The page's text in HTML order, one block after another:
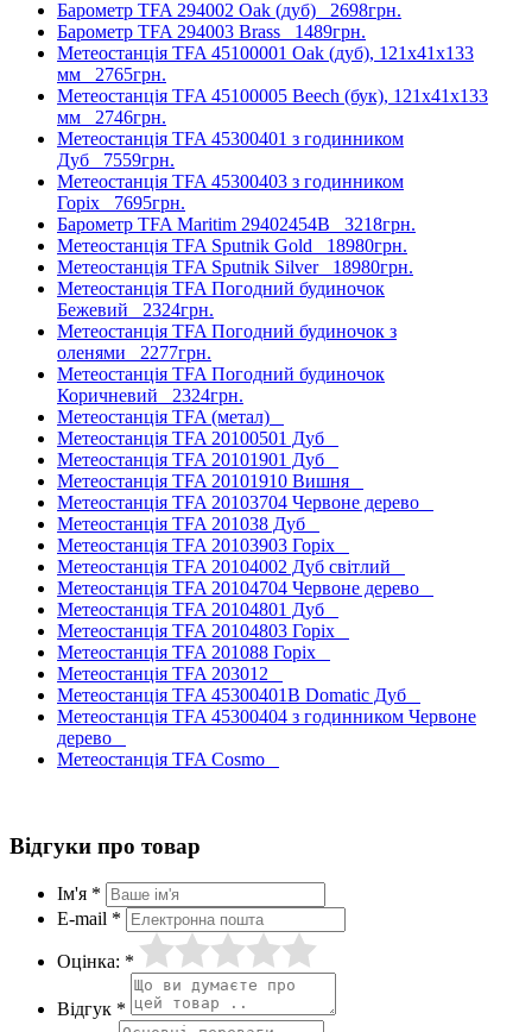
Барометр TFA 294002 Oak (дуб) 2698грн.
Барометр TFA 294003 Brass 1489грн.
Метеостанція TFA 45100001 Oak (дуб), 121х41х133
мм 2765грн.
Метеостанція TFA 45100005 Beech (бук), 121х41х133
мм 2746грн.
Метеостанція TFA 45300401 з годинником
Дуб 7559грн.
Метеостанція TFA 45300403 з годинником
Горіх 7695грн.
Барометр TFA Maritim 29402454B 3218грн.
Метеостанція TFA Sputnik Gold 18980грн.
Метеостанція TFA Sputnik Silver 18980грн.
Метеостанція TFA Погодний будиночок
Бежевий 2324грн.
Метеостанція TFA Погодний будиночок з
оленями 2277грн.
Метеостанція TFA Погодний будиночок
Коричневий 2324грн.
Метеостанція TFA (метал)
Метеостанція TFA 20100501 Дуб
Метеостанція TFA 20101901 Дуб
Метеостанція TFA 20101910 Вишня
Метеостанція TFA 20103704 Червоне дерево
Метеостанція TFA 201038 Дуб
Метеостанція TFA 20103903 Горіх
Метеостанція TFA 20104002 Дуб світлий
Метеостанція TFA 20104704 Червоне дерево
Метеостанція TFA 20104801 Дуб
Метеостанція TFA 20104803 Горіх
Метеостанція TFA 201088 Горіх
Метеостанція TFA 203012
Метеостанція TFA 45300401B Domatic Дуб
Метеостанція TFA 45300404 з годинником Червоне
дерево
Метеостанція TFA Cosmo
Відгуки про товар
Ім'я *
E-mail *
Оцінка: *
Відгук *